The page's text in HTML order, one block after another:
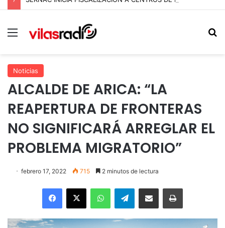
Menú
Noticias
ALCALDE DE ARICA: “LA
REAPERTURA DE FRONTERAS
NO SIGNIFICARÁ ARREGLAR EL
PROBLEMA MIGRATORIO”
febrero 17, 2022 715 2 minutos de lectura
Facebook
X WhatsAppTelegramEnviar vía email Imprimir